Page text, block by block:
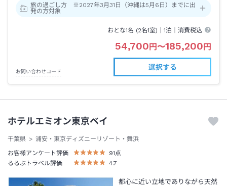
旅の過ごし方 ※2027年3月31日（沖縄は5月6日）までに出
発の方対象
おとな1名 (2名1室)｜1泊 ｜消費税込
54,700 円 〜185,200 円
お問い合わせコード
選択する
ホテルエミオン東京ベイ
千葉県
浦安・東京ディズニーリゾート・舞浜
お客様アンケート評価
91 点
るるぶトラベル評価
4.7
都心に近い立地でありながら天然